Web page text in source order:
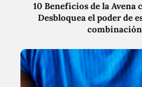
10 Beneficios de la Avena
Desbloquea el poder de
combinación